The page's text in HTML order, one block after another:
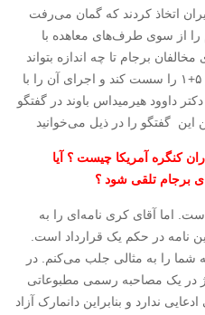
اتخاذ کردند که گمان می‌رفت
را از سوی طرف‌های معاهده با
برجام تا چه اندازه بتواند
پایه‌های توافق هسته‌‌ای میان ایران و ۵+۱ را سست کند و اجرای آن را با
داوود هیرمیداس باوند در گفتگو
این گفتگو را در ذیل می‌خوانید
کنگره آمریکا چیست ؟ آیا
برجام تلقی شود ؟
اما آقای کری نامه‌‌ای را به
نامه در حکم یک قرارداد است.
شما را به مثالی جلب می‌کنم. در
در یک مصاحبه رسمی مطبوعاتی
ندارد و بنابراین دانمارک آزاد